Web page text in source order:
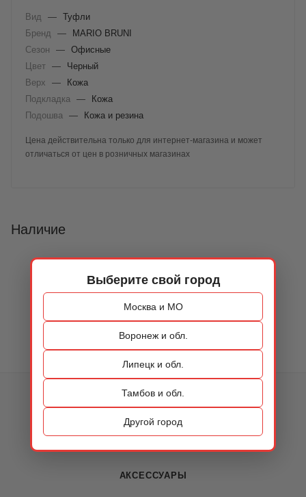
Выберите свой город
Москва и МО
Воронеж и обл.
Липецк и обл.
Тамбов и обл.
Другой город
Вид — Туфли
Бренд
—
MARIO BRUNI
Сезон
— Офисные
Цвет —
Черный
Верх
—
Кожа
Подкладка
—
Кожа
Подошва
— Кожа и резина
Цена действительна только для интернет-магазина и может
отличаться от цен в розничных магазинах
Наличие
КАТАЛОГ
ОБУВЬ
СУМКИ
АКСЕССУАРЫ